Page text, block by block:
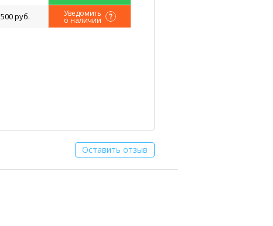
500 руб. Уведомить
о наличии
Оставить отзыв